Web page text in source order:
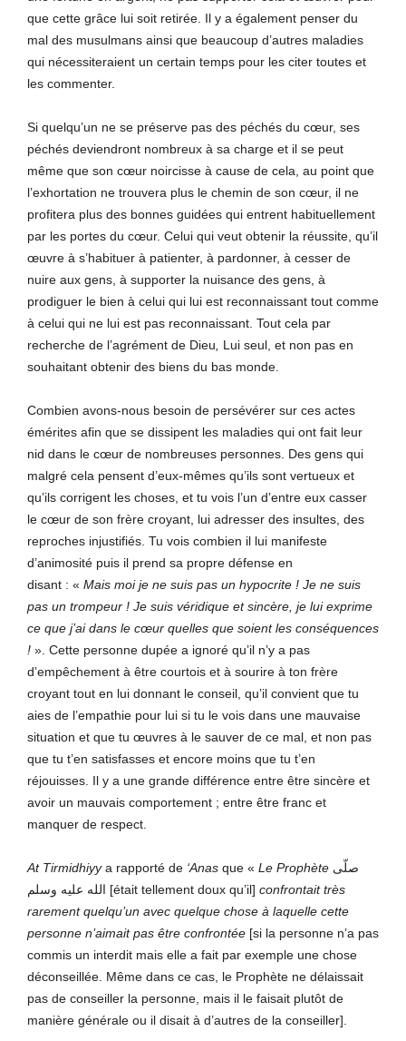
que cette grâce lui soit retirée. Il y a également penser du
mal des musulmans ainsi que beaucoup d’autres maladies
qui nécessiteraient un certain temps pour les citer toutes et
les commenter.
Si quelqu’un ne se préserve pas des péchés du cœur, ses
péchés deviendront nombreux à sa charge et il se peut
même que son cœur noircisse à cause de cela, au point que
l’exhortation ne trouvera plus le chemin de son cœur, il ne
profitera plus des bonnes guidées qui entrent habituellement
par les portes du cœur. Celui qui veut obtenir la réussite, qu’il
œuvre à s’habituer à patienter, à pardonner, à cesser de
nuire aux gens, à supporter la nuisance des gens, à
prodiguer le bien à celui qui lui est reconnaissant tout comme
à celui qui ne lui est pas reconnaissant. Tout cela par
recherche de l’agrément de Dieu
Lui seul, et non pas en
souhaitant obtenir des biens du bas monde.
Combien avons-nous besoin de persévérer sur ces actes
émérites afin que se dissipent les maladies qui ont fait leur
nid dans le cœur de nombreuses personnes. Des gens qui
malgré cela pensent d’eux-mêmes qu’ils sont vertueux et
qu’ils corrigent les choses, et tu vois l’un d’entre eux casser
le cœur de son frère croyant, lui adresser des insultes, des
reproches injustifiés. Tu vois combien il lui manifeste
d’animosité puis il prend sa propre défense en
disant : « Mais moi je ne suis pas un hypocrite ! Je ne suis
pas un trompeur ! Je suis véridique et sincère, je lui exprime
ce que j’ai dans le cœur quelles que soient les conséquences
! ». Cette personne dupée a ignoré qu’il n’y a pas
d’empêchement à être courtois et à sourire à ton frère
croyant tout en lui donnant le conseil, qu’il convient que tu
aies de l’empathie pour lui si tu le vois dans une mauvaise
situation et que tu œuvres à le sauver de ce mal, et non pas
que tu t’en satisfasses et encore moins que tu t’en
réjouisses. Il y a une grande différence entre être sincère et
avoir un mauvais comportement ; entre être franc et
manquer de respect.
At Tirmidhiyya rapporté de ‘Anas que « Le Prophète
الله عليه وسلم [était tellement doux qu’il] confrontait très
rarement quelqu’un avec quelque chose à laquelle cette
personne n’aimait pas être confrontée [si la personne n’a pas
commis un interdit mais elle a fait par exemple une chose
déconseillée. Même dans ce cas, le Prophète ne délaissait
pas de conseiller la personne, mais il le faisait plutôt de
manière générale ou il disait à d’autres de la conseiller].